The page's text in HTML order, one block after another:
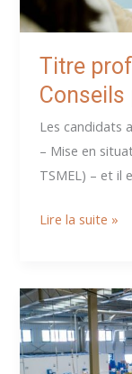
Titre
Conseils
Les candidats
– Mise en
TSMEL) – et il
Titre
:
Conseils
pour
réussir
Lire la suite »